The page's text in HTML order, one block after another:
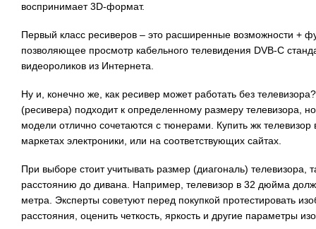
воспринимает 3D-формат.
Первый класс ресиверов – это расширенные возможности +
позволяющее просмотр кабельного телевидения DVB-C
видеороликов из Интернета.
Ну и, конечно же, как ресивер может работать без
(ресивера) подходит к определенному размеру телевизора,
модели отлично сочетаются с тюнерами. Купить жк
маркетах электроники, или на соответствующих сайтах.
При выборе стоит учитывать размер (диагональ) телевизора,
расстоянию до дивана. Например, телевизор в 32 дюйма
метра. Эксперты советуют перед покупкой протестировать
расстояния, оценить четкость, яркость и другие параметры